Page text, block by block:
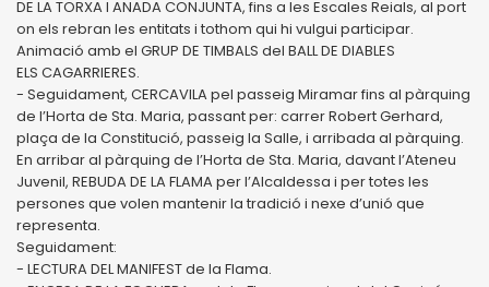
DE LA TORXA I ANADA CONJUNTA, fins a les Escales Reials, al port
on els rebran les entitats i tothom qui hi vulgui participar.
Animació amb el GRUP DE TIMBALS del BALL DE DIABLES
ELS CAGARRIERES.
- Seguidament, CERCAVILA pel passeig Miramar fins al pàrquing
de l’Horta de Sta. Maria, passant per: carrer Robert Gerhard,
plaça de la Constitució, passeig la Salle, i arribada al pàrquing.
En arribar al pàrquing de l’Horta de Sta. Maria, davant l’Ateneu
Juvenil, REBUDA DE LAFLAMA per l’Alcaldessa i per totes les
persones que volen mantenir la tradició i nexe d’unió que
representa.
Seguidament:
- LECTURA DEL MANIFEST de la Flama.